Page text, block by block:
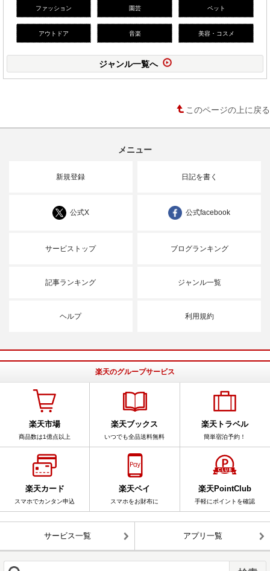
ファッション 園芸 ペット
アウトドア 音楽 美容・コスメ
ジャンル一覧へ
このページの上に戻る
メニュー
新規登録 日記を書く
公式X 公式facebook
サービストップ ブログランキング
記事ランキング ジャンル一覧
ヘルプ 利用規約
楽天のグループサービス
楽天市場
商品数は1億点以上
楽天ブックス
いつでも全品送料無料
楽天トラベル
簡単宿泊予約！
楽天カード
スマホでカンタン申込
楽天ペイ
スマホをお財布に
楽天PointClub
手軽にポイントを確認
サービス一覧 アプリ一覧